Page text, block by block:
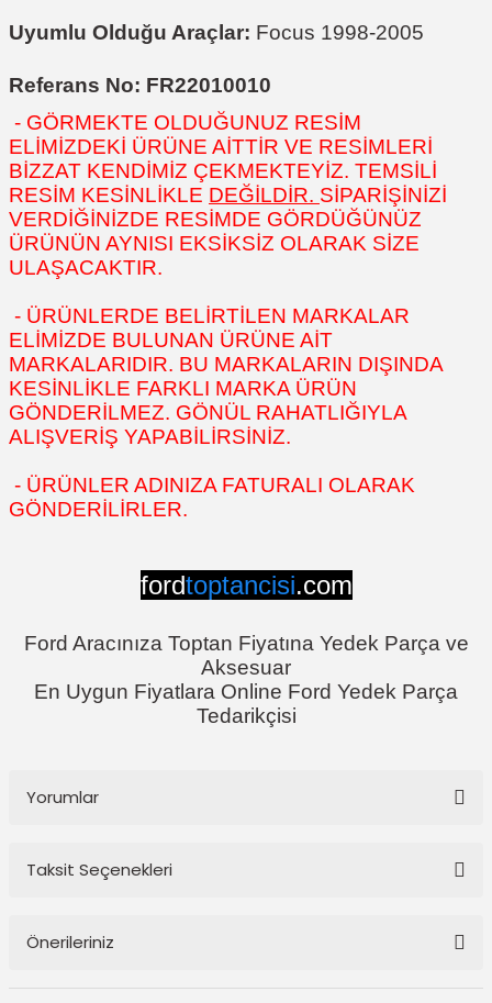
Uyumlu Olduğu Araçlar: Focus 1998-2005
Referans No: FR22010010
- GÖRMEKTE OLDUĞUNUZ RESİM
ELİMİZDEKİ ÜRÜNE AİTTİR VE RESİMLERİ
BİZZAT KENDİMİZ ÇEKMEKTEYİZ. TEMSİLİ
RESİM KESİNLİKLE DEĞİLDİR. SİPARİŞİNİZİ
VERDİĞİNİZDE RESİMDE GÖRDÜĞÜNÜZ
ÜRÜNÜN AYNISI EKSİKSİZ OLARAK SİZE
ULAŞACAKTIR.
- ÜRÜNLERDE BELİRTİLEN MARKALAR
ELİMİZDE BULUNAN ÜRÜNE AİT
MARKALARIDIR. BU MARKALARIN DIŞINDA
KESİNLİKLE FARKLI MARKA ÜRÜN
GÖNDERİLMEZ. GÖNÜL RAHATLIĞIYLA
ALIŞVERİŞ YAPABİLİRSİNİZ.
- ÜRÜNLER ADINIZA FATURALI OLARAK
GÖNDERİLİRLER.
fordtoptancisi.com
Ford Aracınıza Toptan Fiyatına Yedek Parça ve
Aksesuar
En Uygun Fiyatlara Online Ford Yedek Parça
Tedarikçisi
Yorumlar
Taksit Seçenekleri
Önerileriniz